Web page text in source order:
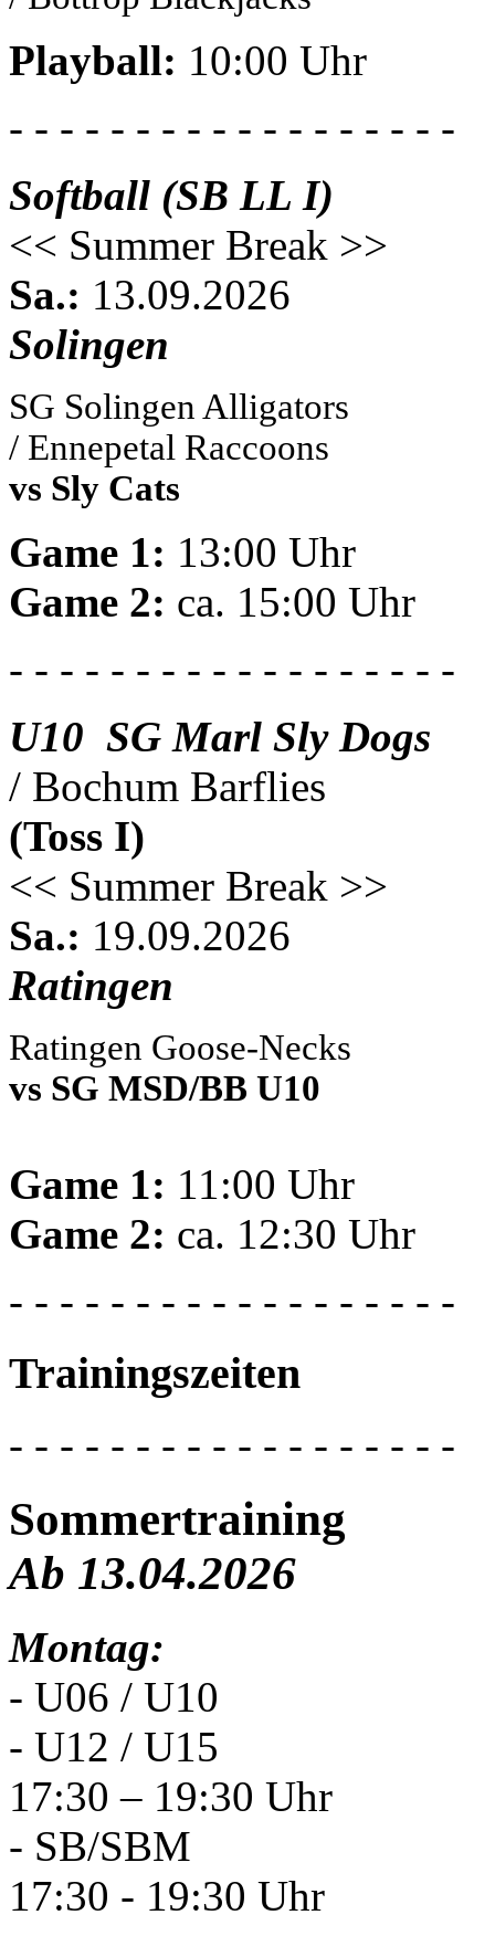
Playball: 10:00 Uhr
- - - - - - - - - - - - - - - - - -
Softball (SB LL I)
<< Summer Break >>
Sa.: 13.09.2026
Solingen
SG Solingen Alligators
/ Ennepetal Raccoons
vs Sly Cats
Game 1: 13:00 Uhr
Game 2: ca. 15:00 Uhr
- - - - - - - - - - - - - - - - - -
U10 SG Marl Sly Dogs
/ Bochum Barflies
(Toss I)
<< Summer Break >>
Sa.: 19.09.2026
Ratingen
Ratingen Goose-Necks
vs SG MSD/BB U10
Game 1: 11:00 Uhr
Game 2: ca. 12:30 Uhr
- - - - - - - - - - - - - - - - - -
Trainingszeiten
- - - - - - - - - - - - - - - - - -
Sommertraining
Ab 13.04.2026
Montag:
- U06 / U10
- U12 / U15
17:30 – 19:30 Uhr
- SB/SBM
17:30 - 19:30 Uhr